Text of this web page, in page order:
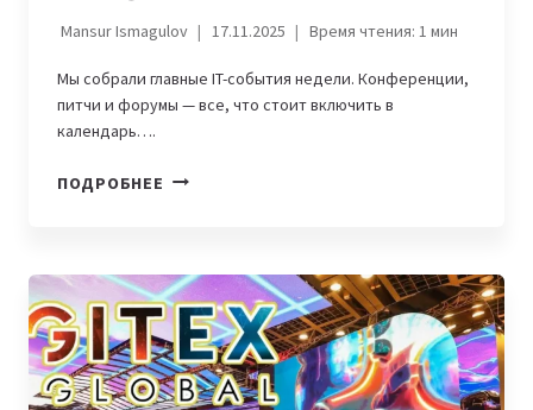
Mansur Ismagulov 17.11.2025 Время чтения: 1мин
Мы собрали главные IT-события недели. Конференции,
питчи и форумы — все, что стоит включить в
календарь….
ПОДРОБНЕЕ IT-
23
НОЯБРЯ:
HR
FORUM
И